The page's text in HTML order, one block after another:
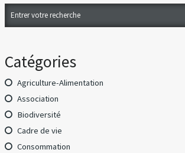
Catégories
Agriculture-Alimentation
Association
Biodiversité
Cadre de vie
Consommation